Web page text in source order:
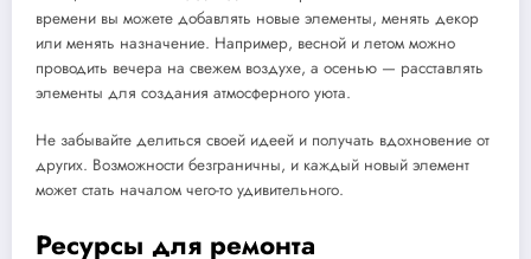
времени вы можете добавлять новые элементы, менять декор
или менять назначение. Например, весной и летом можно
проводить вечера на свежем воздухе, а осенью — расставлять
элементы для создания атмосферного уюта.
Не забывайте делиться своей идеей и получать вдохновение от
других. Возможности безграничны, и каждый новый элемент
может стать началом чего-то удивительного.
Ресурсы для ремонта